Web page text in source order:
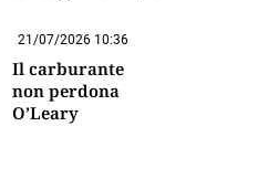
21/07/2026 10:36
Il carburante
non perdona
O’Leary